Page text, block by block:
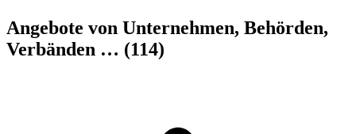
Angebote von Unternehmen, Behörden,
Verbänden … (114)